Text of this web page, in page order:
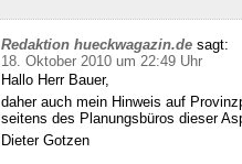
Redaktion hueckwagazin.de sagt:
18. Oktober 2010 um 22:49 Uhr
Hallo Herr Bauer,
daher auch mein Hinweis auf
seitens des Planungsbüros dieser
Dieter Gotzen